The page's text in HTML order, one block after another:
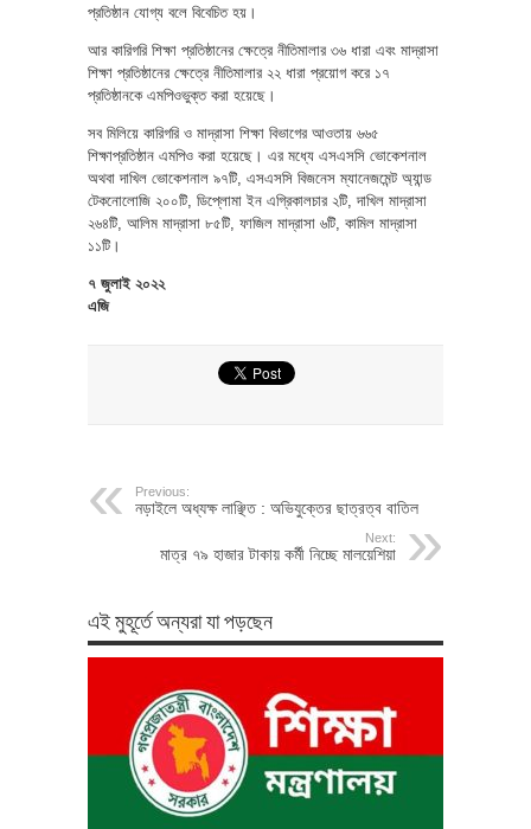
প্রতিষ্ঠান যোগ্য বলে বিবেচিত হয়।
আর কারিগরি শিক্ষা প্রতিষ্ঠানের ক্ষেত্রে নীতিমালার ৩৬ ধারা এবং মাদ্রাসা
শিক্ষা প্রতিষ্ঠানের ক্ষেত্রে নীতিমালার ২২ ধারা প্রয়োগ করে ১৭
প্রতিষ্ঠানকে এমপিওভুক্ত করা হয়েছে।
সব মিলিয়ে কারিগরি ও মাদ্রাসা শিক্ষা বিভাগের আওতায় ৬৬৫
শিক্ষাপ্রতিষ্ঠান এমপিও করা হয়েছে। এর মধ্যে এসএসসি ভোকেশনাল
অথবা দাখিল ভোকেশনাল ৯৭টি, এসএসসি বিজনেস ম্যানেজমেন্ট অ্যান্ড
টেকনোলোজি ২০০টি, ডিপ্লোমা ইন এগ্রিকালচার ২টি, দাখিল মাদ্রাসা
২৬৪টি, আলিম মাদ্রাসা ৮৫টি, ফাজিল মাদ্রাসা ৬টি, কামিল মাদ্রাসা
১১টি।
৭ জুলাই ২০২২
এজি
Previous:
নড়াইলে অধ্যক্ষ লাঞ্ছিত : অভিযুক্তের ছাত্রত্ব বাতিল
Next:
মাত্র ৭৯ হাজার টাকায় কর্মী নিচ্ছে মালয়েশিয়া
এই মুহূর্তে অন্যরা যা পড়ছেন